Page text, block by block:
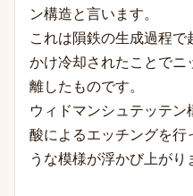
ン構造と言います。
これは隕鉄の生成過程
かけ冷却されたことで
離したものです。
ウィドマンシュテッテン
酸によるエッチングを行
うな模様が浮かび上がり